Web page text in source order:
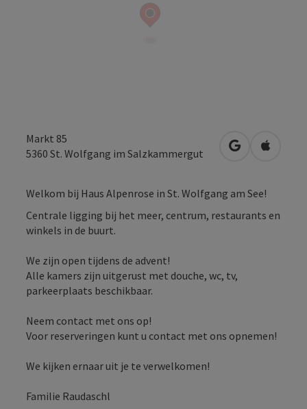
Markt 85
5360 St. Wolfgang im Salzkammergut Openen in
Welkom bij Haus Alpenrose in St. Wolfgang am See!
Centrale ligging bij het meer, centrum, restaurants en
winkels in de buurt.
We zijn open tijdens de advent!
Alle kamers zijn uitgerust met douche, wc, tv,
parkeerplaats beschikbaar.
Neem contact met ons op!
Voor reserveringen kunt u contact met ons opnemen!
We kijken ernaar uit je te verwelkomen!
Familie Raudaschl